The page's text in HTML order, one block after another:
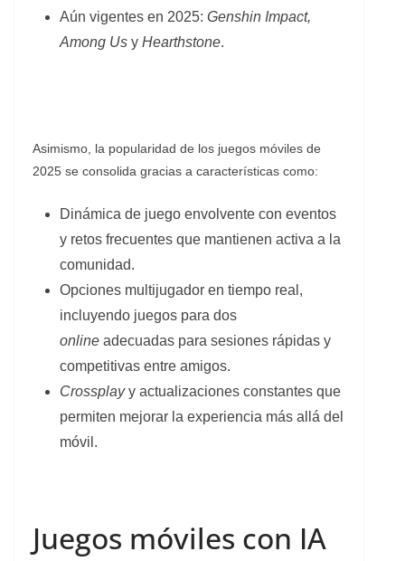
Aún vigentes en 2025: Genshin Impact,
Among Us y Hearthstone.
Asimismo, la popularidad de los juegos móviles de
2025 se consolida gracias a características como:
Dinámica de juego envolvente con eventos
y retos frecuentes que mantienen activa a la
comunidad.
Opciones multijugador en tiempo real,
incluyendo juegos para dos
online adecuadas para sesiones rápidas y
competitivas entre amigos.
Crossplayy actualizaciones constantes que
permiten mejorar la experiencia más allá del
móvil.
Juegos móviles con IA